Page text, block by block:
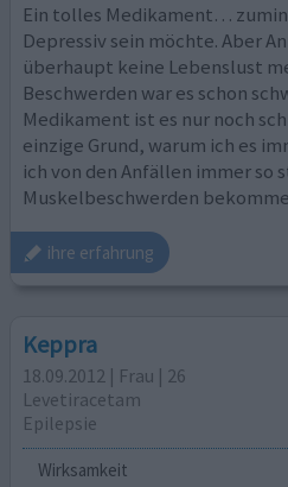
Ein tolles Medikament…
Depressiv sein möchte. Aber
überhaupt keine Lebenslust
Beschwerden war es schon
Medikament ist es nur noch
einzige Grund, warum ich es
ich von den Anfällen immer so
Muskelbeschwerden
ihre erfahrung
Keppra
18.09.2012 | Frau | 26
Levetiracetam
Epilepsie
Wirksamkeit